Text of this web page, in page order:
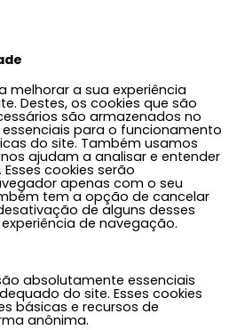
a
m
e
melhorar a sua experiência
Destes, os cookies que são
são armazenados no
para o funcionamento
do site. Também usamos
ajudam a analisar e entender
cookies serão
apenas com o seu
tem a opção de cancelar
de alguns desses
de navegação.
absolutamente essenciais
do site. Esses cookies
básicas e recursos de
anônima.